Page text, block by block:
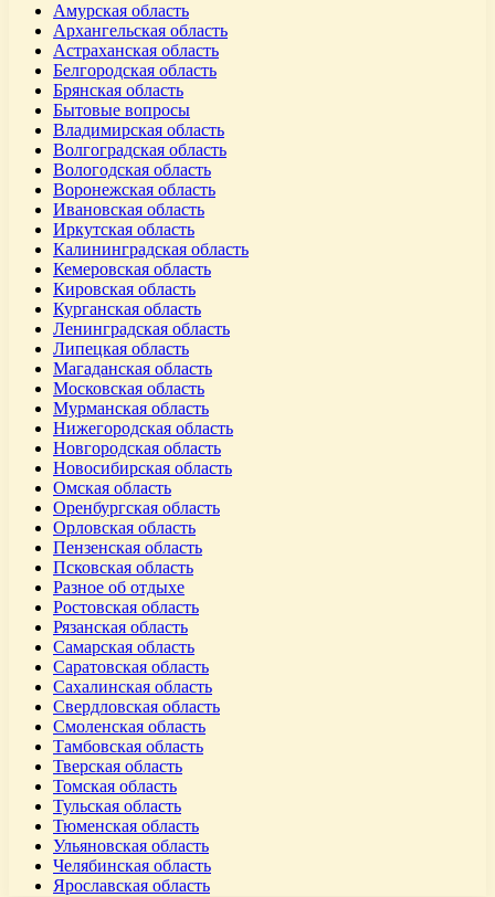
Амурская область
Архангельская область
Астраханская область
Белгородская область
Брянская область
Бытовые вопросы
Владимирская область
Волгоградская область
Вологодская область
Воронежская область
Ивановская область
Иркутская область
Калининградская область
Кемеровская область
Кировская область
Курганская область
Ленинградская область
Липецкая область
Магаданская область
Московская область
Мурманская область
Нижегородская область
Новгородская область
Новосибирская область
Омская область
Оренбургская область
Орловская область
Пензенская область
Псковская область
Разное об отдыхе
Ростовская область
Рязанская область
Самарская область
Саратовская область
Сахалинская область
Свердловская область
Смоленская область
Тамбовская область
Тверская область
Томская область
Тульская область
Тюменская область
Ульяновская область
Челябинская область
Ярославская область